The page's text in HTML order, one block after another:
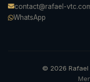
contact@rafael-
WhatsApp
© 2026